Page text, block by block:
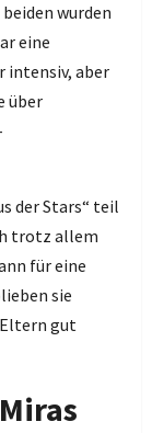
wurden
eine
intensiv, aber
über
der Stars“ teil
trotz allem
für eine
sie
gut